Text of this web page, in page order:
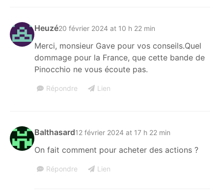
Heuzé20 février 2024 at 10 h 22 min
Merci, monsieur Gave pour vos conseils.Quel
dommage pour la France, que cette bande de
Pinocchio ne vous écoute pas.
Répondre Lien
Balthasard12 février 2024 at 17 h 22 min
On fait comment pour acheter des actions ?
Répondre Lien